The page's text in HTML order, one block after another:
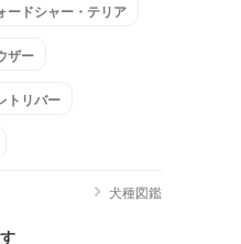
ードシャー・テリア
ザー
トリバー
犬種図鑑